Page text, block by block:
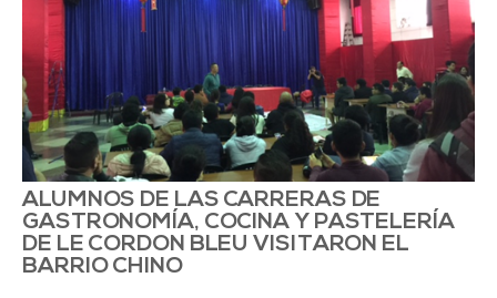
ALUMNOS DE LAS CARRERAS DE
GASTRONOMÍA, COCINA Y PASTELERÍA
DE LE CORDON BLEU VISITARON EL
BARRIO CHINO